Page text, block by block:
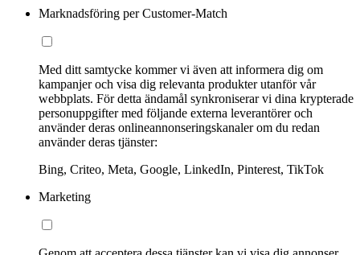
Marknadsföring per Customer-Match
Med ditt samtycke kommer vi även att informera dig om
kampanjer och visa dig relevanta produkter utanför vår
webbplats. För detta ändamål synkroniserar vi dina krypterade
personuppgifter med följande externa leverantörer och
använder deras onlineannonseringskanaler om du redan
använder deras tjänster:
Bing, Criteo, Meta, Google, LinkedIn, Pinterest, TikTok
Marketing